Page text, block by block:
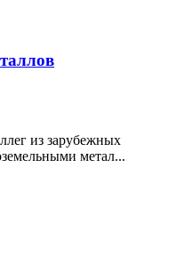
из зарубежных
метал...